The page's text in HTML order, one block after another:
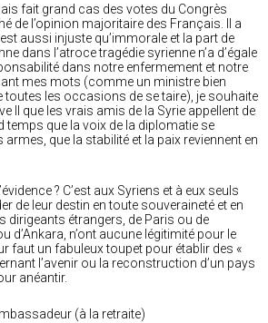
fait grand cas des votes du Congrès
de l’opinion majoritaire des Français. Il a
aussi injuste qu’immorale et la part de
dans l’atroce tragédie syrienne n’a d’égale
dans notre enfermement et notre
mes mots (comme un ministre bien
toutes les occasions de se taire), je souhaite
II que les vrais amis de la Syrie appellent de
temps que la voix de la diplomatie se
que la stabilité et la paix reviennent en
? C’est aux Syriens et à eux seuls
de leur destin en toute souveraineté et en
dirigeants étrangers, de Paris ou de
d’Ankara, n’ont aucune légitimité pour le
faut un fabuleux toupet pour établir des «
l’avenir ou la reconstruction d’un pays
anéantir.
(à la retraite)